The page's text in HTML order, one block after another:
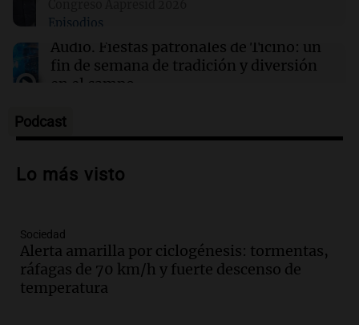
Madres pidieron por la Ley Joaquín en
Rosario: "Nos arrancaron lo más sagrado"
Episodios
Audio. Fiestas patronales de Ticino: un
fin de semana de tradición y diversión
en el campo
Episodios
Audio.Preparativos para la feria en La
de apertura
Audio.
lluvias, senadores manifiestan
oposición a ley de tierras
Panorama Federal
Podcast
Lo más visto
Sociedad
Alerta amarilla por ciclogénesis: tormentas,
ráfagas de 70 km/h y fuerte descenso de
temperatura